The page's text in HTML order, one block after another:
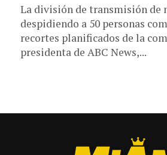
La división de transmisión de
despidiendo a 50 personas
recortes planificados de la
presidenta de ABC News,...